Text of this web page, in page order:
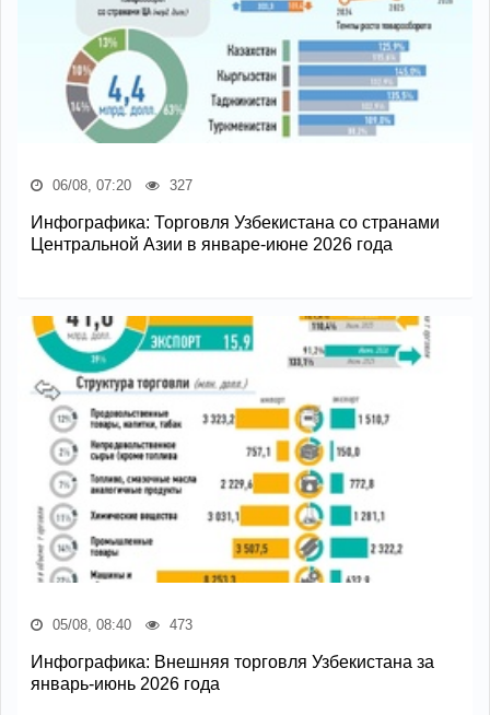
06/08, 07:20 327
Инфографика: Торговля Узбекистана со странами
Центральной Азии в январе-июне 2026 года
05/08, 08:40 473
Инфографика: Внешняя торговля Узбекистана за
январь-июнь 2026 года